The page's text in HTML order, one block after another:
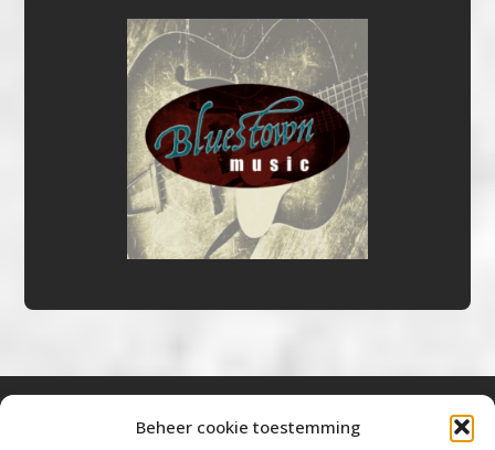
Beheer cookie toestemming